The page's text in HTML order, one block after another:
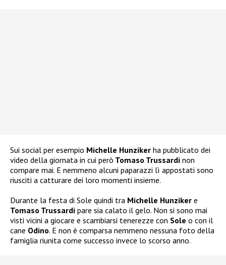
Sui social per esempio Michelle Hunziker ha pubblicato dei
video della giornata in cui però Tomaso Trussardi non
compare mai. E nemmeno alcuni paparazzi lì appostati sono
riusciti a catturare dei loro momenti insieme.
Durante la festa di Sole quindi tra Michelle Hunziker e
Tomaso Trussardi pare sia calato il gelo. Non si sono mai
visti vicini a giocare e scambiarsi tenerezze con Sole o con il
cane Odino. E non è comparsa nemmeno nessuna foto della
famiglia riunita come successo invece lo scorso anno.